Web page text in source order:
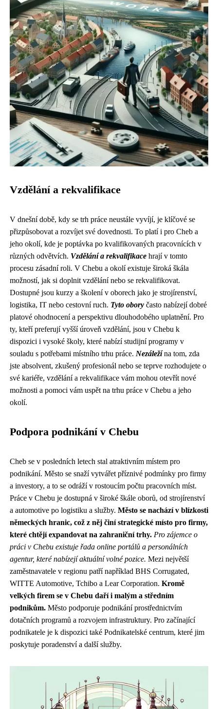
Vzdělání a rekvalifikace
V dnešní době, kdy se trh práce neustále vyvíjí, je klíčové se
přizpůsobovat a rozvíjet své dovednosti. To platí i pro Cheb a
jeho okolí, kde je poptávka po kvalifikovaných pracovnících v
různých odvětvích. Vzdělání a rekvalifikace hrají v tomto
procesu zásadní roli. V Chebu a okolí existuje široká škála
možností, jak si doplnit vzdělání nebo se rekvalifikovat.
Dostupné jsou kurzy a školení v oborech jako je strojírenství,
logistika, IT nebo cestovní ruch. Tyto obory často nabízejí dobré
platové ohodnocení a perspektivu dlouhodobého uplatnění. Pro
ty, kteří preferují vyšší úroveň vzdělání, jsou v Chebu k
dispozici i vysoké školy, které nabízí studijní programy v
souladu s potřebami místního trhu práce. Nezáležína tom, zda
jste absolvent, zkušený profesionál nebo se teprve rozhodujete o
své kariéře, vzdělání a rekvalifikace vám mohou otevřít nové
možnosti a pomoci vám uspět na trhu práce v Chebu a jeho
okolí.
Podpora podnikání v Chebu
Cheb se v posledních letech stal atraktivním místem pro
podnikání. Město se snaží vytvářet příznivé podmínky pro firmy
a investory, a to se odráží v rostoucím počtu pracovních míst.
Práce v Chebu je dostupná v široké škále oborů, od strojírenství
a automotive po logistiku a služby. Město se nachází v blízkosti
německých hranic, což z něj činí strategické místo pro firmy,
které chtějí expandovat na zahraniční trhy. Pro zájemce o
práci v Chebu existuje řada online portálů a personálních
agentur, které nabízejí aktuální volné pozice. Mezi největší
zaměstnavatele v regionu patří například BHS Corrugated,
WITTE Automotive, Tchibo a Lear Corporation. Kromě
velkých firem se v Chebu daří i malým a středním
podnikům. Město podporuje podnikání prostřednictvím
dotačních programů a rozvojem infrastruktury. Pro začínající
podnikatele je k dispozici také Podnikatelské centrum, které jim
poskytuje poradenství a další služby.